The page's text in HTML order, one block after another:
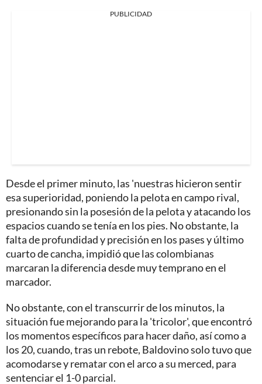
PUBLICIDAD
Desde el primer minuto, las 'nuestras hicieron sentir
esa superioridad, poniendo la pelota en campo rival,
presionando sin la posesión de la pelota y atacando los
espacios cuando se tenía en los pies. No obstante, la
falta de profundidad y precisión en los pases y último
cuarto de cancha, impidió que las colombianas
marcaran la diferencia desde muy temprano en el
marcador.
No obstante, con el transcurrir de los minutos, la
situación fue mejorando para la 'tricolor', que encontró
los momentos específicos para hacer daño, así como a
los 20, cuando, tras un rebote, Baldovino solo tuvo que
acomodarse y rematar con el arco a su merced, para
sentenciar el 1-0 parcial.